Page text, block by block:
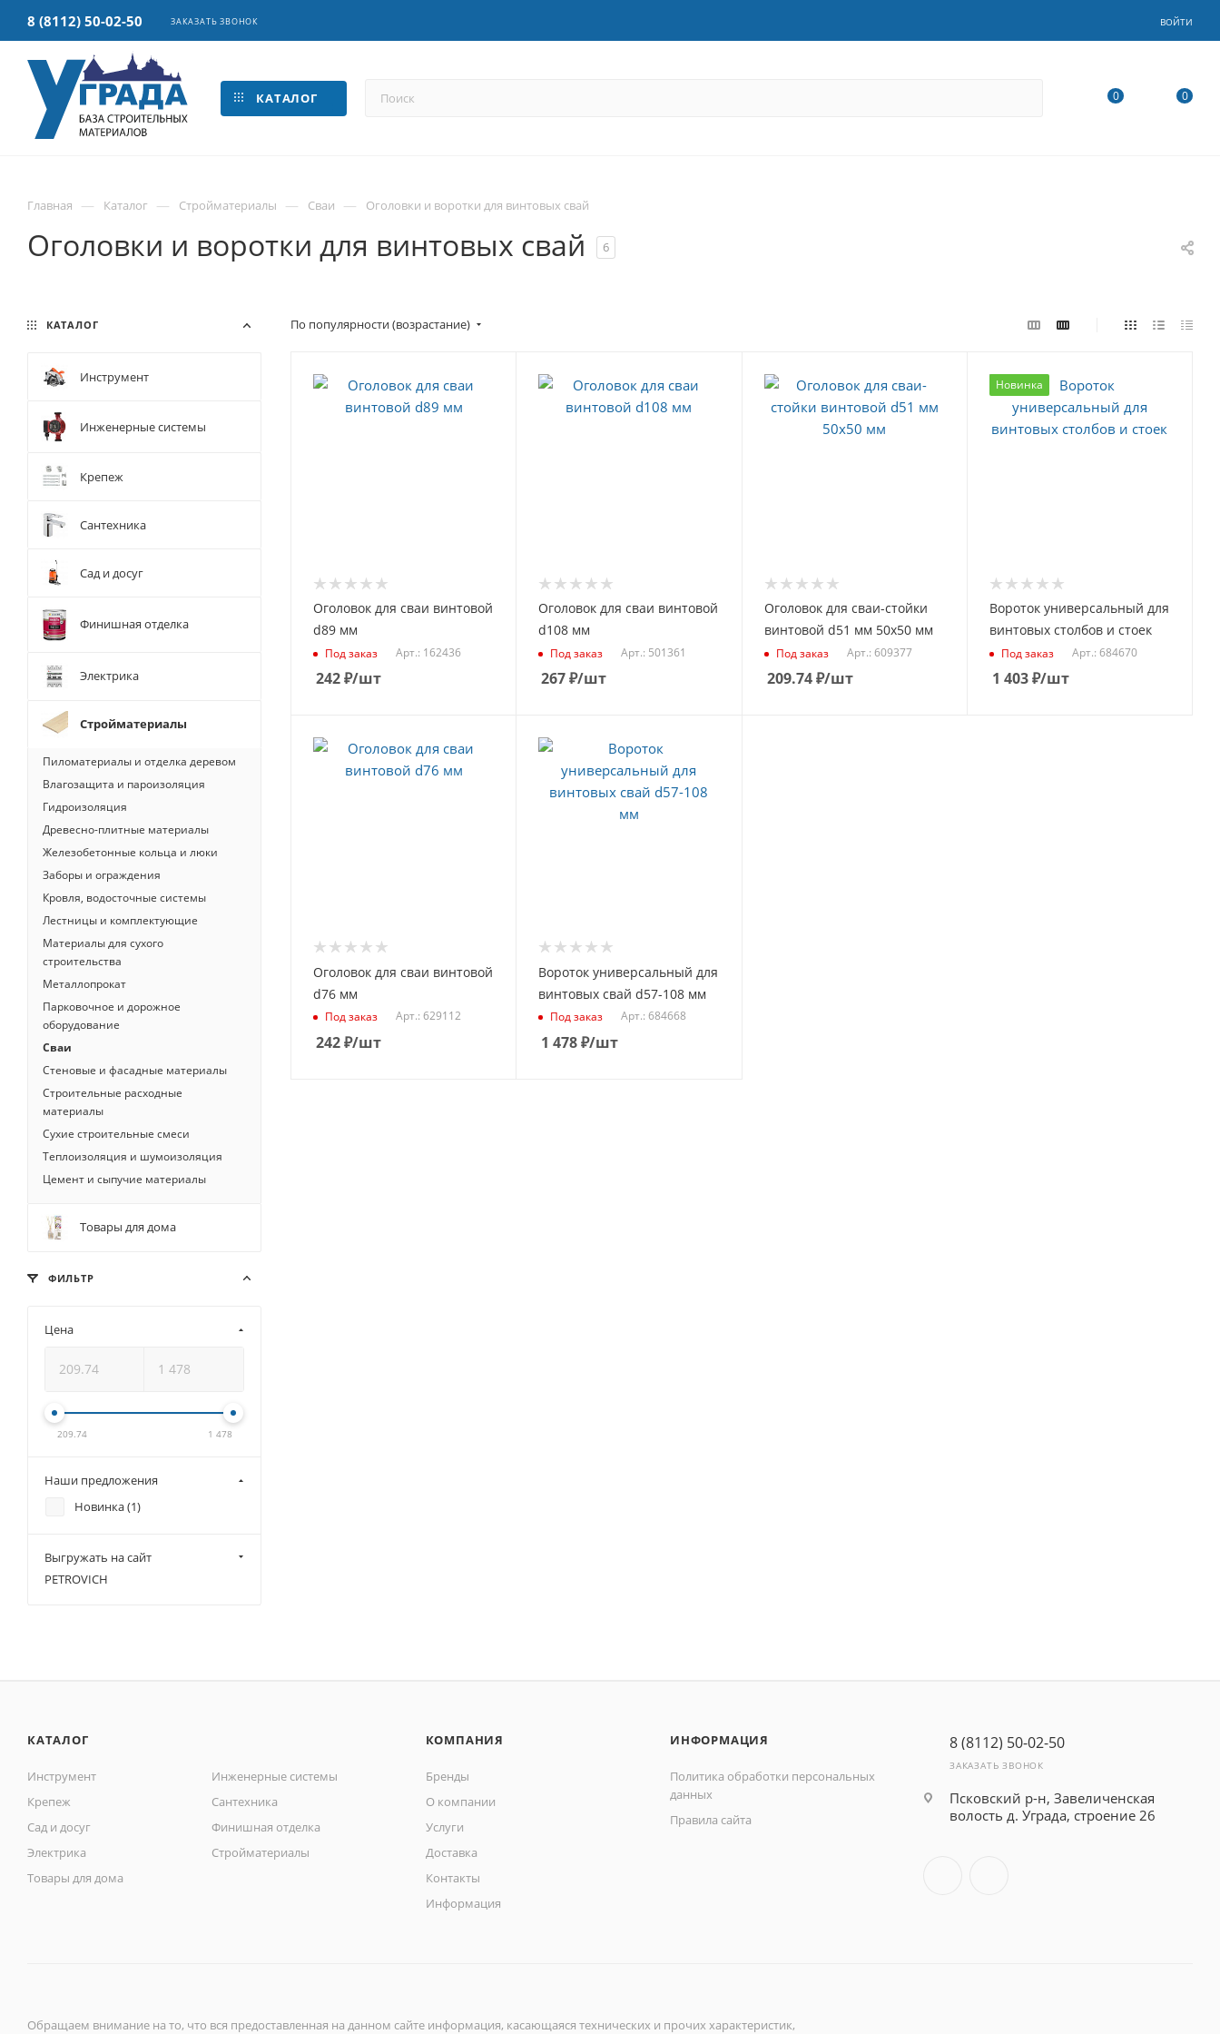
8 (8112) 50-02-50 ЗАКАЗАТЬ ЗВОНОК ВОЙТИ
КАТАЛОГ 0 0
Главная — Каталог — Стройматериалы — Сваи — Оголовки и воротки для винтовых свай
Оголовки и воротки для винтовых свай 6
По популярности (возрастание)
Оголовок для сваи винтовой
d89 мм
Под заказ Арт.: 162436
242₽/шт
Оголовок для сваи винтовой
d108 мм
Под заказ Арт.: 501361
267₽/шт
Оголовок для сваи-стойки
винтовой d51 мм 50х50 мм
Под заказ Арт.: 609377
209.74₽/шт
Новинка
Вороток универсальный для
винтовых столбов и стоек
Под заказ Арт.: 684670
1 403₽/шт
Оголовок для сваи винтовой
d76 мм
Под заказ Арт.: 629112
242₽/шт
Вороток универсальный для
винтовых свай d57-108 мм
Под заказ Арт.: 684668
1 478₽/шт
КАТАЛОГ
Инструмент
Инженерные системы
Крепеж
Сантехника
Сад и досуг
Финишная отделка
Электрика
Стройматериалы
Пиломатериалы и отделка деревом
Влагозащита и пароизоляция
Гидроизоляция
Древесно-плитные материалы
Железобетонные кольца и люки
Заборы и ограждения
Кровля, водосточные системы
Лестницы и комплектующие
Материалы для сухого
строительства
Металлопрокат
Парковочное и дорожное
оборудование
Сваи
Стеновые и фасадные материалы
Строительные расходные
материалы
Сухие строительные смеси
Теплоизоляция и шумоизоляция
Цемент и сыпучие материалы
Товары для дома
ФИЛЬТР
Цена
209.74 1 478
Наши предложения
Новинка (1)
Выгружать на сайт
PETROVICH
КАТАЛОГ
Инструмент
Инженерные системы
Крепеж
Сантехника
Сад и досуг
Финишная отделка
Электрика
Стройматериалы
Товары для дома
КОМПАНИЯ
Бренды
О компании
Услуги
Доставка
Контакты
Информация
ИНФОРМАЦИЯ
Политика обработки персональных
данных
Правила сайта
8 (8112) 50-02-50
ЗАКАЗАТЬ ЗВОНОК
Псковский р-н, Завеличенская
волость д. Уграда, строение 26
Обращаем внимание на то, что вся предоставленная на данном сайте информация, касающаяся технических и прочих характеристик,